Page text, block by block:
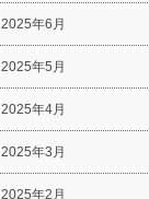
2025年6月
2025年5月
2025年4月
2025年3月
2025年2月